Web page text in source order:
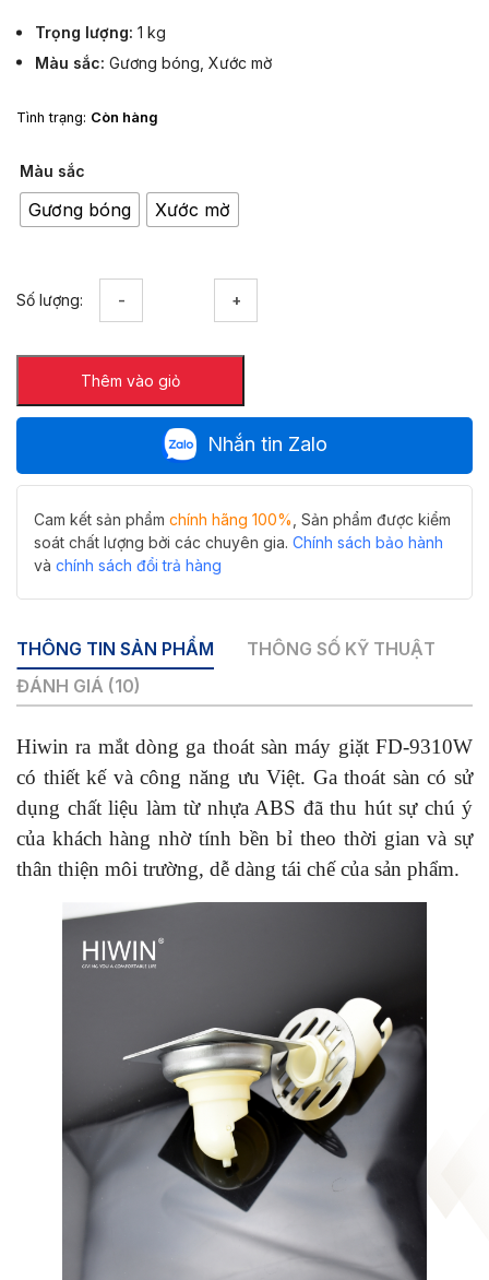
đến
Trọng lượng 1 kg
Màu sắc Gương bóng Xước mờ
Tình trạng: Còn hàng
Màu sắc
Gương bóng Xước mờ
Số lượng:
máy
giặt
FD-
9310W
Hiwin
inox
thoát
siêu
nhanh
Thêm vào giỏ
Nhắn tin Zalo
Cam kết sản phẩm chính hãng 100% , Sản phẩm được kiểm
soát chất lượng bởi các chuyên gia. Chính sách bảo hành
và chính sách đổi trả hàng
THÔNG TIN SẢN PHẨM
THÔNG SỐ KỸ THUẬT
ĐÁNH GIÁ (10)
Hiwin ra mắt dòng ga thoát sàn máy giặt FD-9310W
có thiết kế và công năng ưu Việt. Ga thoát sàn có sử
dụng chất liệu làm từ nhựa ABS đã thu hút sự chú ý
của khách hàng nhờ tính bền bỉ theo thời gian và sự
thân thiện môi trường, dễ dàng tái chế của sản phẩm.